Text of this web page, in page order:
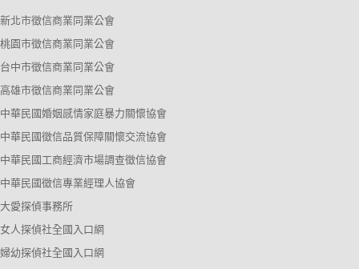
新北市徵信商業同業公會
桃園市徵信商業同業公會
台中市徵信商業同業公會
高雄市徵信商業同業公會
中華民國婚姻感情家庭暴力關懷協會
中華民國徵信品質保障關懷交流協會
中華民國工商經濟市場調查徵信協會
中華民國徵信專業經理人協會
大愛探偵事務所
女人探偵社全國入口網
婦幼探偵社全國入口網